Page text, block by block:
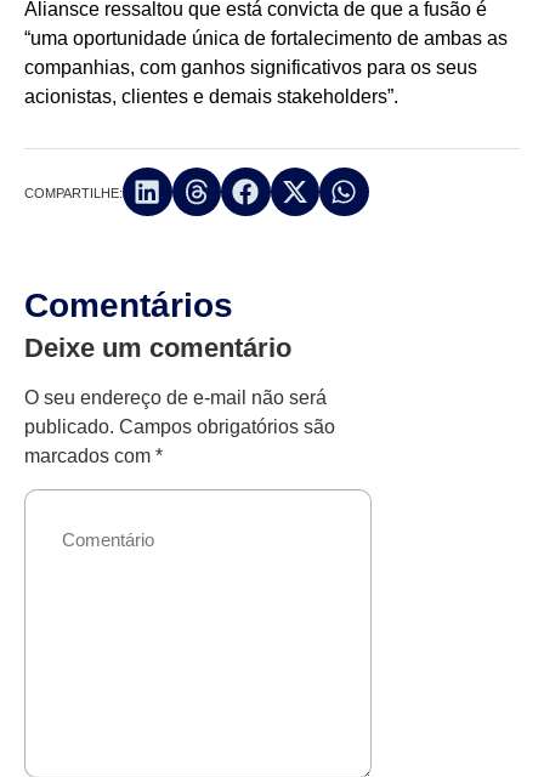
Aliansce ressaltou que está convicta de que a fusão é
“uma oportunidade única de fortalecimento de ambas as
companhias, com ganhos significativos para os seus
acionistas, clientes e demais stakeholders”.
COMPARTILHE:
Comentários
Deixe um comentário
O seu endereço de e-mail não será
publicado. Campos obrigatórios são
marcados com *